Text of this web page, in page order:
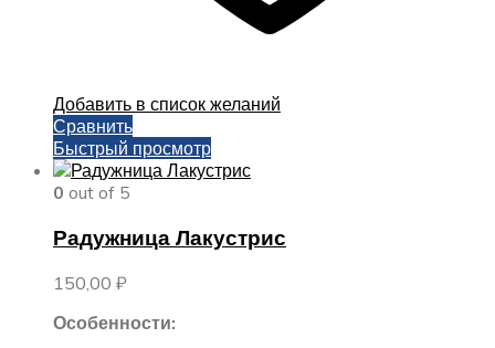
Добавить в список желаний
Сравнить
Быстрый просмотр
0 out of 5
Радужница Лакустрис
150,00 ₽
Особенности: